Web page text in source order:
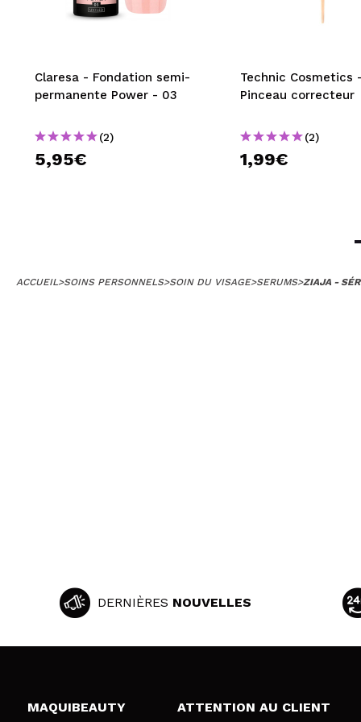
Claresa - Fondation semi-
permanente Power - 03
(2)
5,95€
Technic Cosmetics
Pinceau correcteur
(2)
1,99€
ACCUEIL>SOINS PERSONNELS>SOIN DU VISAGE>SERUMS>ZIAJA -
DERNIÈRES NOUVELLES
MAQUIBEAUTY ATTENTION AU CLIENT